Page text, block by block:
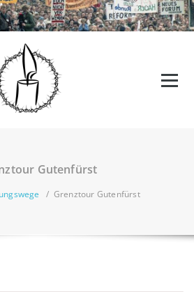
Gutenfürst
/ Grenztour Gutenfürst